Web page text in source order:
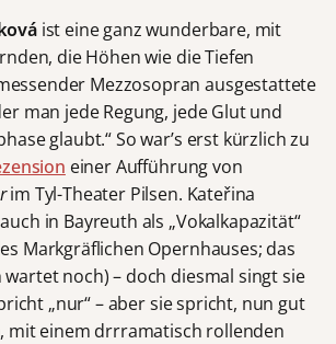
ist eine ganz wunderbare, mit
die Höhen wie die Tiefen
Mezzosopran ausgestattete
man jede Regung, jede Glut und
glaubt.“ So war’s erst kürzlich zu
einer Aufführung von
im Tyl-Theater Pilsen. Kateřina
in Bayreuth als „Vokalkapazität“
Markgräflichen Opernhauses; das
noch) – doch diesmal singt sie
„nur“ – aber sie spricht, nun gut
mit einem drrramatisch rollenden